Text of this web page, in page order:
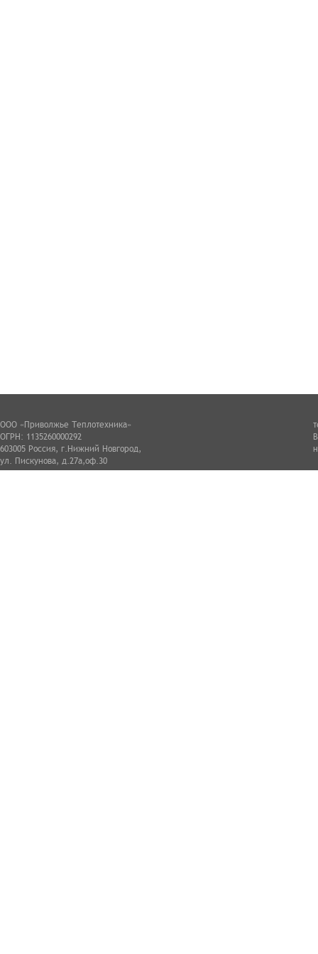
ООО «Приволжье Теплотехника»
ОГРН: 1135260000292
603005 Россия, г.Нижний Новгород,
ул. Пискунова, д.27а,оф.30